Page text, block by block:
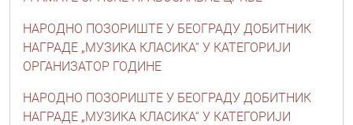
НАРОДНО ПОЗОРИШТЕ У БЕОГРАДУ ДОБИТНИК
НАГРАДЕ „МУЗИКА КЛАСИКА“ У КАТЕГОРИЈИ
ОРГАНИЗАТОР ГОДИНЕ
НАРОДНО ПОЗОРИШТЕ У БЕОГРАДУ ДОБИТНИК
НАГРАДЕ „МУЗИКА КЛАСИКА“ У КАТЕГОРИЈИ